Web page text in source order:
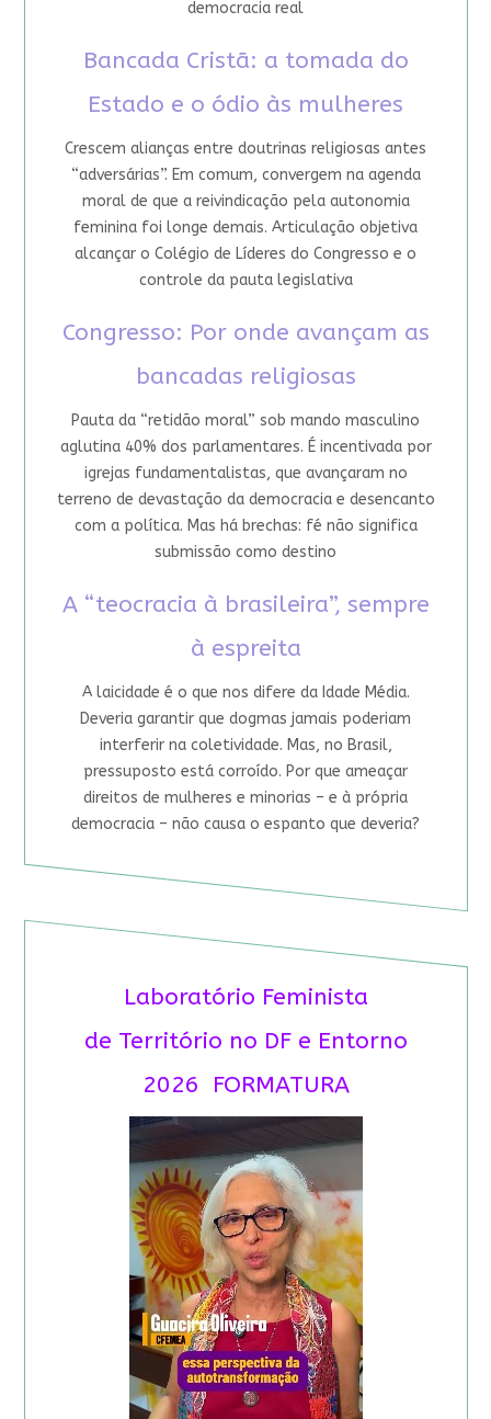
democracia real
Bancada Cristã: a tomada do
Estado e o ódio às mulheres
Crescem alianças entre doutrinas religiosas antes
“adversárias”. Em comum, convergem na agenda
moral de que a reivindicação pela autonomia
feminina foi longe demais. Articulação objetiva
alcançar o Colégio de Líderes do Congresso e o
controle da pauta legislativa
Congresso: Por onde avançam as
bancadas religiosas
Pauta da “retidão moral” sob mando masculino
aglutina 40% dos parlamentares. É incentivada por
igrejas fundamentalistas, que avançaram no
terreno de devastação da democracia e desencanto
com a política. Mas há brechas: fé não significa
submissão como destino
A “teocracia à brasileira”, sempre
à espreita
A laicidade é o que nos difere da Idade Média.
Deveria garantir que dogmas jamais poderiam
interferir na coletividade. Mas, no Brasil,
pressuposto está corroído. Por que ameaçar
direitos de mulheres e minorias – e à própria
democracia – não causa o espanto que deveria?
Laboratório Feminista
de Território no DF e Entorno
2026 FORMATURA